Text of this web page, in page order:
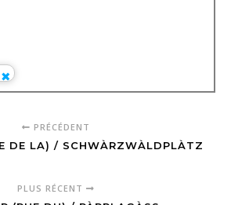
PRÉCÉDENT
DE LA) / SCHWÀRZWÀLDPLÀTZ
PLUS RÉCENT